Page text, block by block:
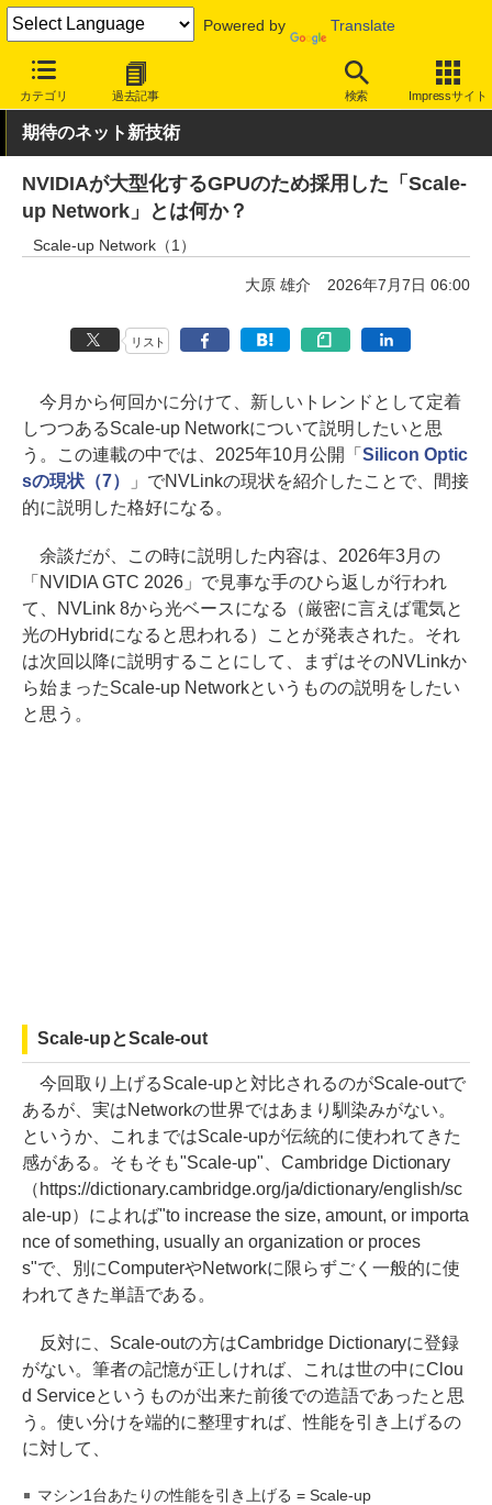
Powered by Translate
カテゴリ 過去記事 検索 Impressサイト
INTERNET Watch トピック 技術/規格
期待のネット新技術
NVIDIAが大型化するGPUのため採用した「Scale-
up Network」とは何か？
Scale-up Network（1）
大原 雄介 2026年7月7日 06:00
リスト
今月から何回かに分けて、新しいトレンドとして定着
しつつあるScale-up Networkについて説明したいと思
う。この連載の中では、2025年10月公開「 Silicon Optic
sの現状（7）
」でNVLinkの現状を紹介したことで、間接
的に説明した格好になる。
余談だが、この時に説明した内容は、2026年3月の
「NVIDIA GTC 2026」で見事な手のひら返しが行われ
て、NVLink 8から光ベースになる（厳密に言えば電気と
光のHybridになると思われる）ことが発表された。それ
は次回以降に説明することにして、まずはそのNVLinkか
ら始まったScale-up Networkというものの説明をしたい
と思う。
Scale-upとScale-out
今回取り上げるScale-upと対比されるのがScale-outで
あるが、実はNetworkの世界ではあまり馴染みがない。
というか、これまではScale-upが伝統的に使われてきた
感がある。そもそも"Scale-up"、Cambridge Dictionary
（https://dictionary.cambridge.org/ja/dictionary/english/sc
ale-up）によれば"to increase the size, amount, or importa
nce of something, usually an organization or proces
s"で、別にComputerやNetworkに限らずごく一般的に使
われてきた単語である。
反対に、Scale-outの方はCambridge Dictionaryに登録
がない。筆者の記憶が正しければ、これは世の中にClou
d Serviceというものが出来た前後での造語であったと思
う。使い分けを端的に整理すれば、性能を引き上げるの
に対して、
マシン1台あたりの性能を引き上げる = Scale-up